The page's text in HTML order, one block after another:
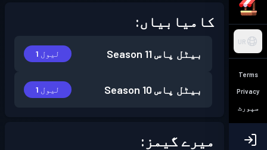
UR
Terms
Privacy
سپورٹ
کامیابیاں:
بیٹل پاسSeason 11 لیول 1
بیٹل پاسSeason 10 لیول 1
میرے گیمز: